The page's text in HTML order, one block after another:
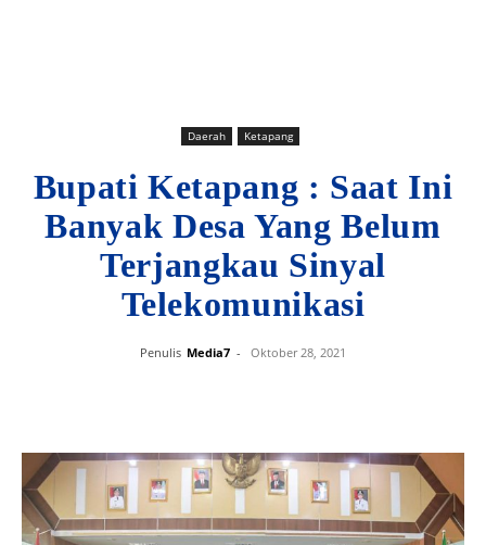
Daerah Ketapang
Bupati Ketapang : Saat Ini
Banyak Desa Yang Belum
Terjangkau Sinyal
Telekomunikasi
Penulis Media7 - Oktober 28, 2021